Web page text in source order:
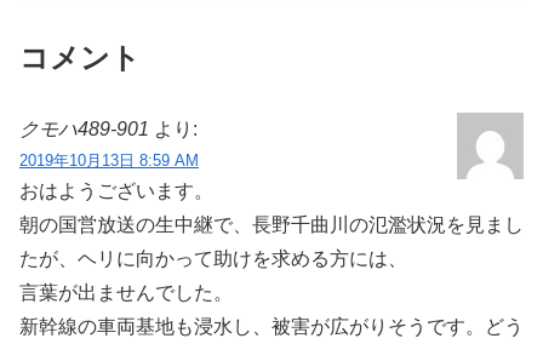
コメント
クモハ489-901 より:
2019年10月13日 8:59 AM
おはようございます。
朝の国営放送の生中継で、長野千曲川の氾濫状況を見まし
たが、ヘリに向かって助けを求める方には、
言葉が出ませんでした。
新幹線の車両基地も浸水し、被害が広がりそうです。どう